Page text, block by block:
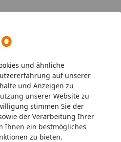
und ähnliche
auf unserer
und Anzeigen zu
unserer Website zu
stimmen Sie der
der Verarbeitung Ihrer
Ihnen ein bestmögliches
zu bieten.